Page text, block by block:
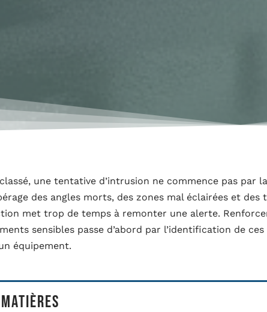
une tentative d’intrusion ne commence pas par
des angles morts, des zones mal éclairées et des
met trop de temps à remonter une alerte.
sensibles passe d’abord par l’identification de
équipement.